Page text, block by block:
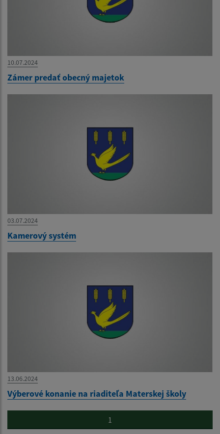
10.07.2024
Zámer predať obecný majetok
03.07.2024
Kamerový systém
13.06.2024
Výberové konanie na riaditeľa Materskej školy
1